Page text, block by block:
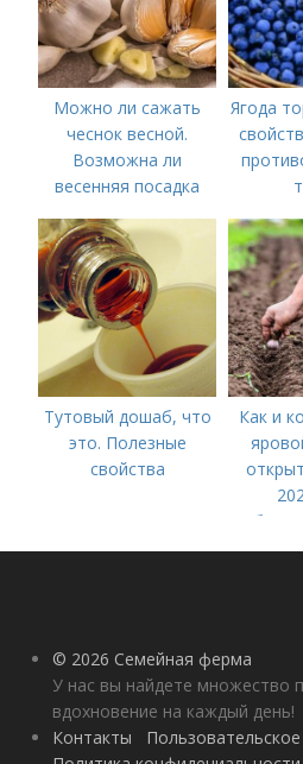
Можно ли сажать
чеснок весной.
Возможна ли
весенняя посадка
лучше делать
Ягода
Тутовый дошаб, что
это. Полезные
свойства
Как и
© 2026 Семейная ферма
У нас вы найдете множество
вдохновение на каждый день!
Контакты